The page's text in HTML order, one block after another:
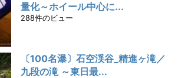
量化～ホイール中心に...
288件のビュー
〔100名瀑〕石空渓谷_精進ヶ滝／
九段の滝 ～東日最...